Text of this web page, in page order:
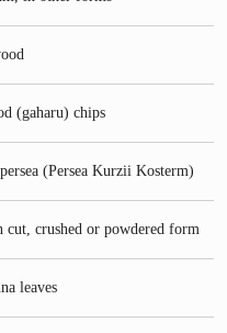
(gaharu) chips
(Persea Kurzii Kosterm)
cut, crushed or powdered form
leaves